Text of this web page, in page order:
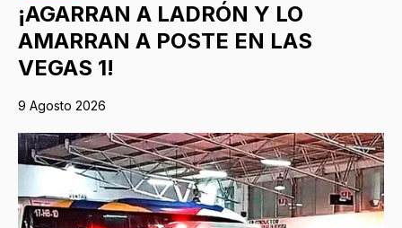
¡AGARRAN A LADRÓN Y LO
AMARRAN A POSTE EN LAS
VEGAS 1!
9 Agosto 2026